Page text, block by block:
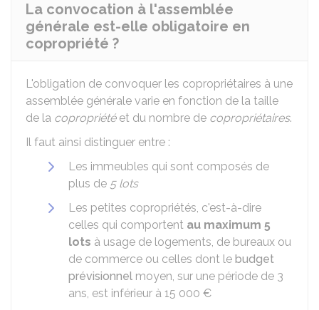
La convocation à l'assemblée
générale est-elle obligatoire en
copropriété ?
L'obligation de convoquer les copropriétaires à une
assemblée générale varie en fonction de la taille
de la copropriétéet du nombre de copropriétaires.
Il faut ainsi distinguer entre :
Les immeubles qui sont composés de
plus de 5 lots
Les petites copropriétés, c'est-à-dire
celles qui comportent au maximum 5
lots à usage de logements, de bureaux ou
de commerce ou celles dont le budget
prévisionnel moyen, sur une période de 3
ans, est inférieur à 15 000 €